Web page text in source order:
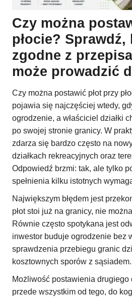
Czy można
płocie?
zgodne z
może prowadzić
Czy można postawić płot przy
pojawia się najczęściej wtedy,
ogrodzenie, a właściciel działki
po swojej stronie granicy. W
zdarza się bardzo często na
działkach rekreacyjnych oraz
Odpowiedź brzmi: tak, ale tylko
spełnienia kilku istotnych
Największym błędem jest
płot stoi już na granicy, nie
Równie często spotykana jest
inwestor buduje ogrodzenie bez
sprawdzenia przebiegu granic
kosztownych sporów z sąsiadem.
Możliwość postawienia drugiego
przede wszystkim od tego, do